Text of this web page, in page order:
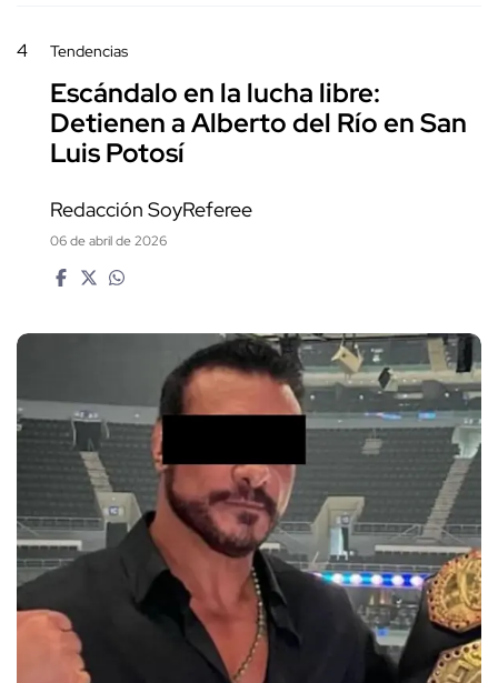
4 Tendencias
Escándalo en la lucha libre:
Detienen a Alberto del Río en San
Luis Potosí
Redacción SoyReferee
06 de abril de 2026